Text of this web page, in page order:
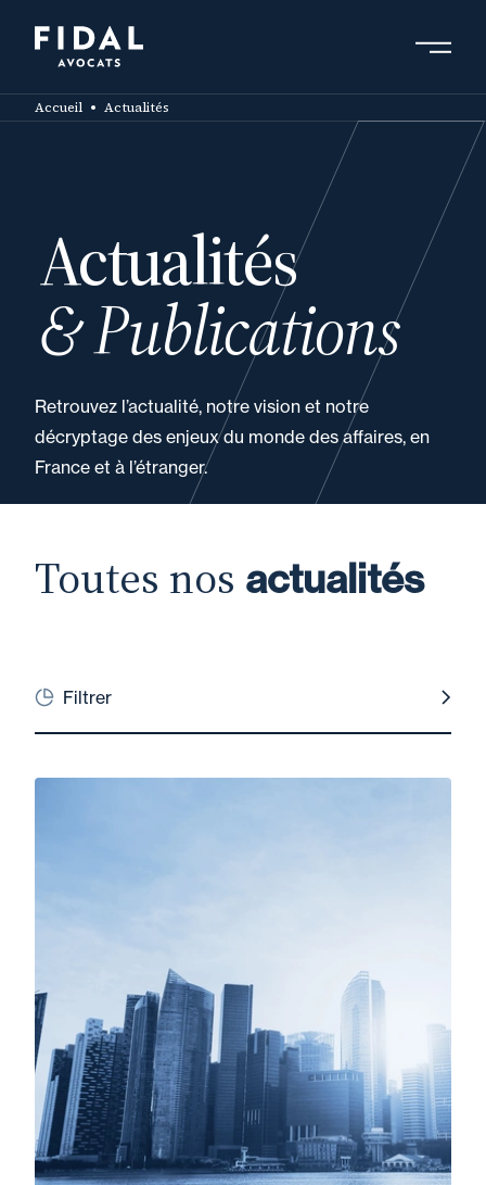
contenu
principal
Accueil Actualités
Actualités
& Publications
Retrouvez l’actualité, notre vision et notre
décryptage des enjeux du monde des affaires, en
France et à l’étranger.
Toutes nos actualités
Filtrer